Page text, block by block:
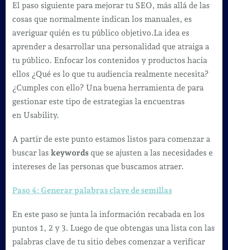
El paso siguiente para mejorar tu SEO, más allá de las
cosas que normalmente indican los manuales, es
averiguar quién es tu público objetivo.La idea es
aprender a desarrollar una personalidad que atraiga a
tu público. Enfocar los contenidos y productos hacia
ellos ¿Qué es lo que tu audiencia realmente necesita?
¿Cumples con ello? Una buena herramienta de para
gestionar este tipo de estrategias la encuentras
en Usability.
A partir de este punto estamos listos para comenzar a
buscar las keywordsque se ajusten a las necesidades e
intereses de las personas que buscamos atraer.
Paso 4: Generar palabras clave de semillas
En este paso se junta la información recabada en los
puntos 1, 2 y 3. Luego de que obtengas una lista con las
palabras clave de tu sitio debes comenzar a verificar